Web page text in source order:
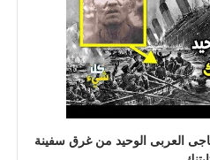
العربى الوحيد من غرق سفينة